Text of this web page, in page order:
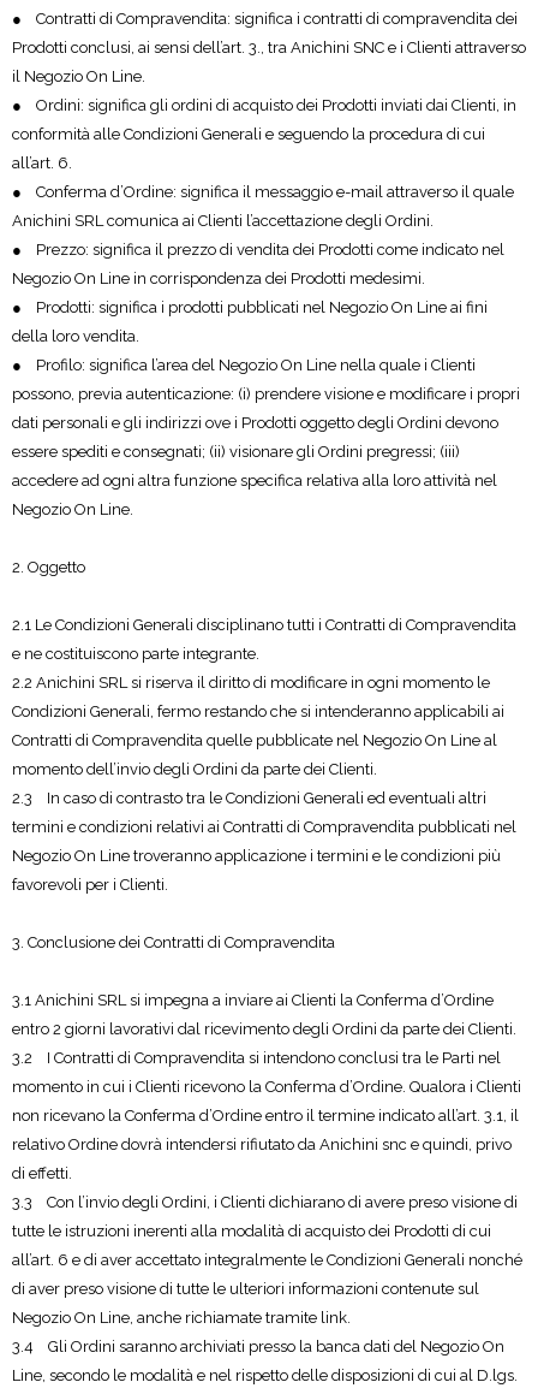
● Contratti di Compravendita: significa i contratti di compravendita dei
Prodotti conclusi, ai sensi dell’art. 3., tra Anichini SNC e i Clienti attraverso
il Negozio On Line.
● Ordini: significa gli ordini di acquisto dei Prodotti inviati dai Clienti, in
conformità alle Condizioni Generali e seguendo la procedura di cui
all’art. 6.
● Conferma d’Ordine: significa il messaggio e-mail attraverso il quale
Anichini SRL comunica ai Clienti l’accettazione degli Ordini.
● Prezzo: significa il prezzo di vendita dei Prodotti come indicato nel
Negozio On Line in corrispondenza dei Prodotti medesimi.
● Prodotti: significa i prodotti pubblicati nel Negozio On Line ai fini
della loro vendita.
● Profilo: significa l’area del Negozio On Line nella quale i Clienti
possono, previa autenticazione: (i) prendere visione e modificare i propri
dati personali e gli indirizzi ove i Prodotti oggetto degli Ordini devono
essere spediti e consegnati; (ii) visionare gli Ordini pregressi; (iii)
accedere ad ogni altra funzione specifica relativa alla loro attività nel
Negozio On Line.
2. Oggetto
2.1 Le Condizioni Generali disciplinano tutti i Contratti di Compravendita
e ne costituiscono parte integrante.
2.2 Anichini SRL si riserva il diritto di modificare in ogni momento le
Condizioni Generali, fermo restando che si intenderanno applicabili ai
Contratti di Compravendita quelle pubblicate nel Negozio On Line al
momento dell’invio degli Ordini da parte dei Clienti.
2.3 In caso di contrasto tra le Condizioni Generali ed eventuali altri
termini e condizioni relativi ai Contratti di Compravendita pubblicati nel
Negozio On Line troveranno applicazione i termini e le condizioni più
favorevoli per i Clienti.
3. Conclusione dei Contratti di Compravendita
3.1 Anichini SRL si impegna a inviare ai Clienti la Conferma d’Ordine
entro 2 giorni lavorativi dal ricevimento degli Ordini da parte dei Clienti.
3.2 I Contratti di Compravendita si intendono conclusi tra le Parti nel
momento in cui i Clienti ricevono la Conferma d’Ordine. Qualora i Clienti
non ricevano la Conferma d’Ordine entro il termine indicato all’art. 3.1, il
relativo Ordine dovrà intendersi rifiutato da Anichini snc e quindi, privo
di effetti.
3.3 Con l’invio degli Ordini, i Clienti dichiarano di avere preso visione di
tutte le istruzioni inerenti alla modalità di acquisto dei Prodotti di cui
all’art. 6 e di aver accettato integralmente le Condizioni Generali nonché
di aver preso visione di tutte le ulteriori informazioni contenute sul
Negozio On Line, anche richiamate tramite link.
3.4 Gli Ordini saranno archiviati presso la banca dati del Negozio On
Line, secondo le modalità e nel rispetto delle disposizioni di cui al D.lgs.